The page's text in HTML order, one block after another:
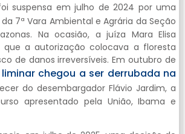
suspensa em julho de 2024 por uma
da 7ª Vara Ambiental e Agrária da Seção
Na ocasião, a juíza Mara Elisa
que a autorização colocava a floresta
de danos irreversíveis. Em outubro de
chegou a ser derrubada na
do desembargador Flávio Jardim, a
apresentado pela União, Ibama e